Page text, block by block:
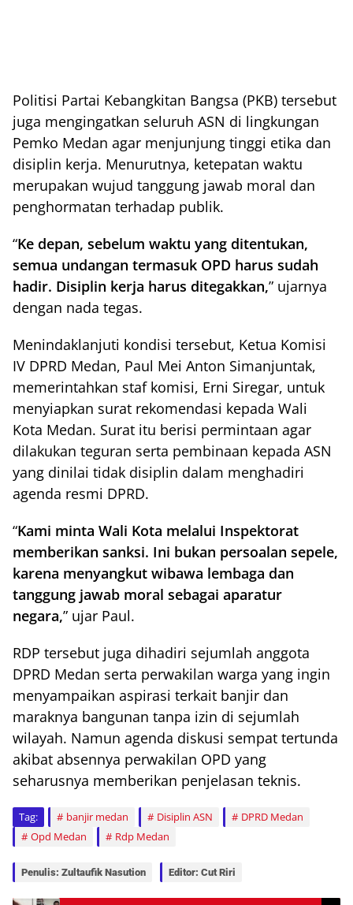
Politisi Partai Kebangkitan Bangsa (PKB) tersebut
juga mengingatkan seluruh ASN di lingkungan
Pemko Medan agar menjunjung tinggi etika dan
disiplin kerja. Menurutnya, ketepatan waktu
merupakan wujud tanggung jawab moral dan
penghormatan terhadap publik.
“Ke depan, sebelum waktu yang ditentukan,
semua undangan termasuk OPD harus sudah
hadir. Disiplin kerja harus ditegakkan,” ujarnya
dengan nada tegas.
Menindaklanjuti kondisi tersebut, Ketua Komisi
IV DPRD Medan, Paul Mei Anton Simanjuntak,
memerintahkan staf komisi, Erni Siregar, untuk
menyiapkan surat rekomendasi kepada Wali
Kota Medan. Surat itu berisi permintaan agar
dilakukan teguran serta pembinaan kepada ASN
yang dinilai tidak disiplin dalam menghadiri
agenda resmi DPRD.
“Kami minta Wali Kota melalui Inspektorat
memberikan sanksi. Ini bukan persoalan sepele,
karena menyangkut wibawa lembaga dan
tanggung jawab moral sebagai aparatur
negara,” ujar Paul.
RDP tersebut juga dihadiri sejumlah anggota
DPRD Medan serta perwakilan warga yang ingin
menyampaikan aspirasi terkait banjir dan
maraknya bangunan tanpa izin di sejumlah
wilayah. Namun agenda diskusi sempat tertunda
akibat absennya perwakilan OPD yang
seharusnya memberikan penjelasan teknis.
Tag: banjir medan Disiplin ASN
DPRD Medan
Opd Medan
Rdp Medan
Penulis: Zultaufik Nasution Editor: Cut Riri